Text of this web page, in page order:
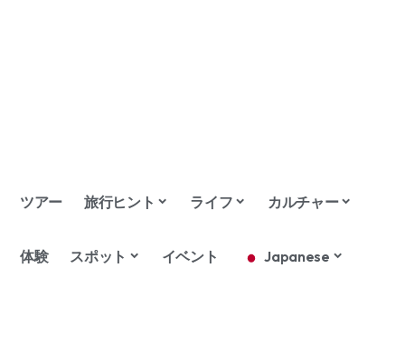
ツアー 旅行ヒント ライフ カルチャー
体験 スポット イベント Japanese